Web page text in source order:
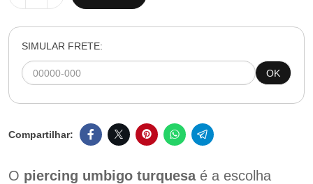
SIMULAR FRETE:
OK
O piercing umbigo turquesaé a escolha